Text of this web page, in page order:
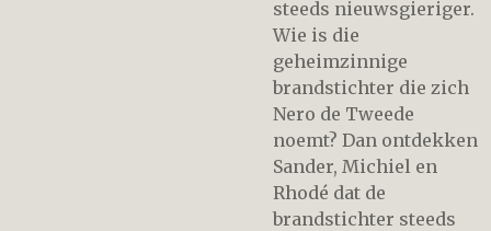
steeds nieuwsgieriger.
Wie is die
geheimzinnige
brandstichter die zich
Nero de Tweede
noemt? Dan ontdekken
Sander, Michiel en
Rhodé dat de
brandstichter steeds